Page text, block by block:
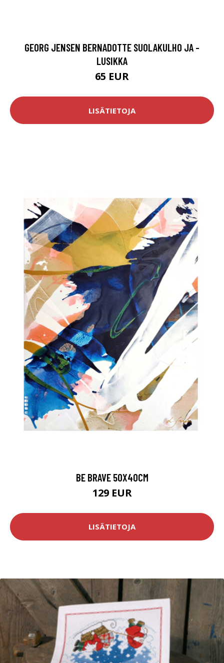
GEORG JENSEN BERNADOTTE SUOLAKULHO JA -
LUSIKKA
65 EUR
LISÄTIETOJA
BE BRAVE 50X40CM
129 EUR
LISÄTIETOJA